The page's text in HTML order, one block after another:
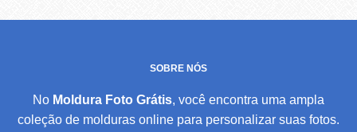
SOBRE NÓS
No Moldura Foto Grátis, você encontra uma ampla
coleção de molduras online para personalizar suas fotos.